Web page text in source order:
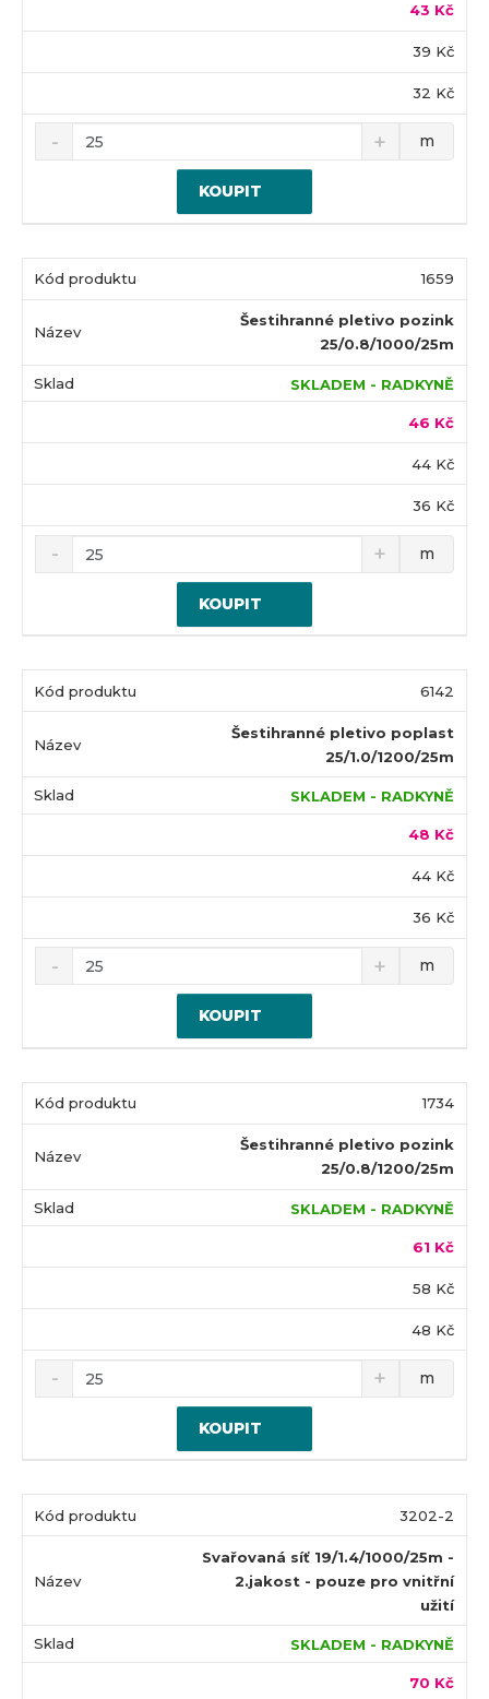
43 Kč
39 Kč
32 Kč
m
KOUPIT
1659
Šestihranné pletivo pozink
25/0.8/1000/25m
SKLADEM - RADKYNĚ
46 Kč
44 Kč
36 Kč
m
KOUPIT
6142
Šestihranné pletivo poplast
25/1.0/1200/25m
SKLADEM - RADKYNĚ
48 Kč
44 Kč
36 Kč
m
KOUPIT
1734
Šestihranné pletivo pozink
25/0.8/1200/25m
SKLADEM - RADKYNĚ
61 Kč
58 Kč
48 Kč
m
KOUPIT
3202-2
Svařovaná síť 19/1.4/1000/25m -
2.jakost - pouze pro vnitřní
užití
SKLADEM - RADKYNĚ
70 Kč